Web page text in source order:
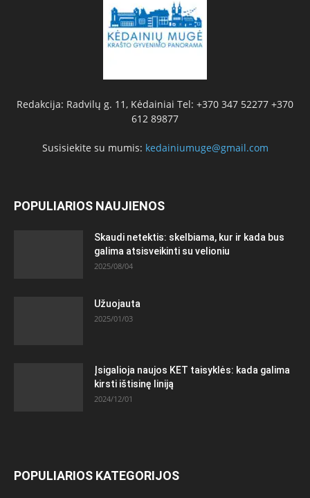
Redakcija: Radvilų g. 11, Kėdainiai Tel: +370 347 52277 +370
612 89877
Susisiekite su mumis: kedainiumuge@gmail.com
POPULIARIOS NAUJIENOS
Skaudi netektis: skelbiama, kur ir kada bus
galima atsisveikinti su velioniu
2025/08/04
Užuojauta
2025/01/03
Įsigalioja naujos KET taisyklės: kada galima
kirsti ištisinę liniją
2024/12/01
POPULIARIOS KATEGORIJOS